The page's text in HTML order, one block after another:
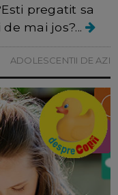
pregatit sa
mai jos?...
ADOLESCENTII DE AZI